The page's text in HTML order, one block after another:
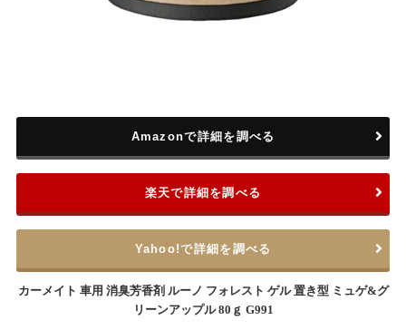
カーメイト 車用 消臭芳香剤 ルーノ フォレスト ゲル 置き型 ミュゲ&グ
リーンアップル 80ｇ G991
Amazonで詳細を調べる
楽天で詳細を調べる
Yahoo!で詳細を調べる